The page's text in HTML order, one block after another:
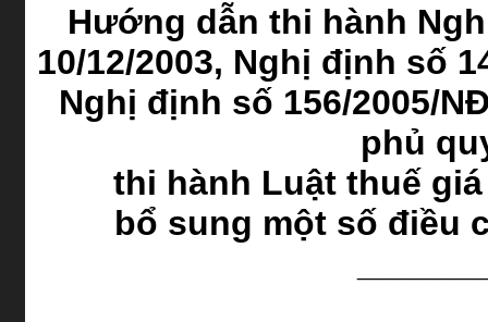
Hướng dẫn thi hành
10/12/2003, Nghị định số
Nghị định số 156/2005/
phủ
thi hành Luật thuế
bổ sung một số điều